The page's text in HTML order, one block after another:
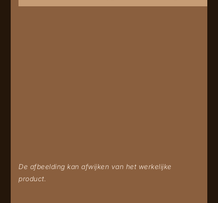
De afbeelding kan afwijken van het werkelijke
product.